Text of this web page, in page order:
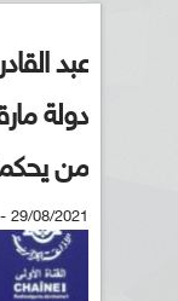
عبد
دولة
من
29/08/2021 - 09:56